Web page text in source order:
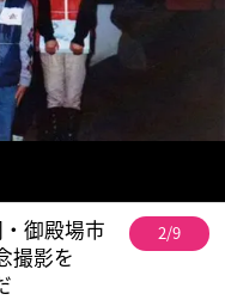
御殿場市
撮影を
2/9